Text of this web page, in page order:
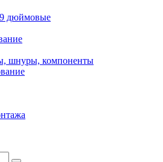
дюймовые
шнуры, компоненты